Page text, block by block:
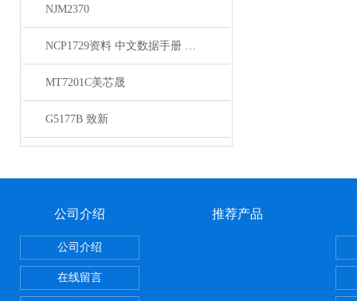
NJM2370
NCP1729资料 中文数据手册 规格书 PDF
MT7201C美芯晟
G5177B 致新
公司介绍
公司介绍
在线留言
推荐产品